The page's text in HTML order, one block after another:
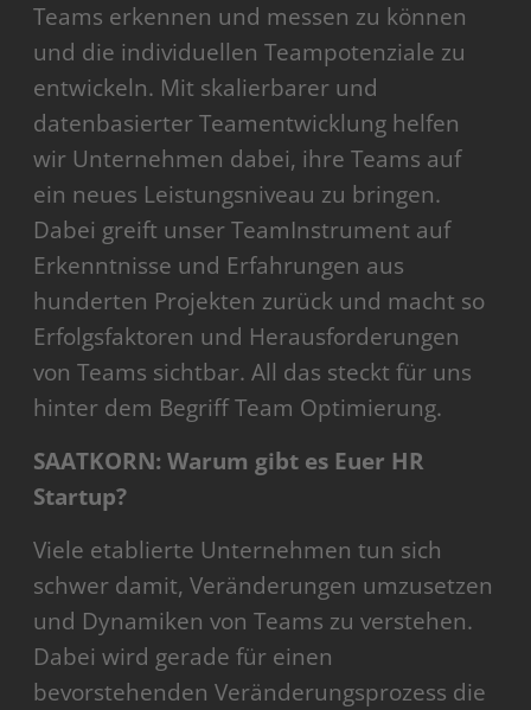
Teams erkennen und messen zu können
und die individuellen Teampotenziale zu
entwickeln. Mit skalierbarer und
datenbasierter Teamentwicklung helfen
wir Unternehmen dabei, ihre Teams auf
ein neues Leistungsniveau zu bringen.
Dabei greift unser TeamInstrument auf
Erkenntnisse und Erfahrungen aus
hunderten Projekten zurück und macht so
Erfolgsfaktoren und Herausforderungen
von Teams sichtbar. All das steckt für uns
hinter dem Begriff Team Optimierung.
SAATKORN: Warum gibt es Euer HR
Startup?
Viele etablierte Unternehmen tun sich
schwer damit, Veränderungen umzusetzen
und Dynamiken von Teams zu verstehen.
Dabei wird gerade für einen
bevorstehenden Veränderungsprozess die